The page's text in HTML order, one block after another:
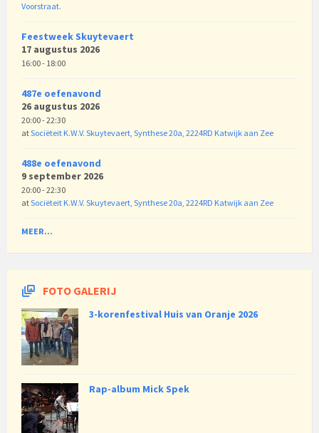
Voorstraat.
Feestweek Skuytevaert
17 augustus 2026
16:00 - 18:00
487e oefenavond
26 augustus 2026
20:00 - 22:30
atSociëteit K.W.V. Skuytevaert, Synthese 20a, 2224RD Katwijk aan Zee
488e oefenavond
9 september 2026
20:00 - 22:30
atSociëteit K.W.V. Skuytevaert, Synthese 20a, 2224RD Katwijk aan Zee
MEER...
FOTO GALERIJ
3-korenfestival Huis van Oranje 2026
Rap-album Mick Spek